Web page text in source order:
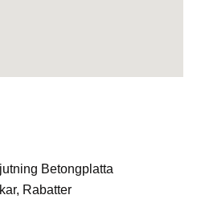
Betongplatta
Rabatter